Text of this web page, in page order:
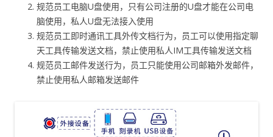
规范员工电脑U盘使用，只有公司注册的U盘才能在公司电
脑使用，私人U盘无法接入使用
规范员工即时通讯工具外传文档行为，员工可以使用指定聊
天工具传输发送文档，禁止使用私人IM工具传输发送文档
规范员工邮件发送行为，员工只能使用公司邮箱外发邮件，
禁止使用私人邮箱发送邮件